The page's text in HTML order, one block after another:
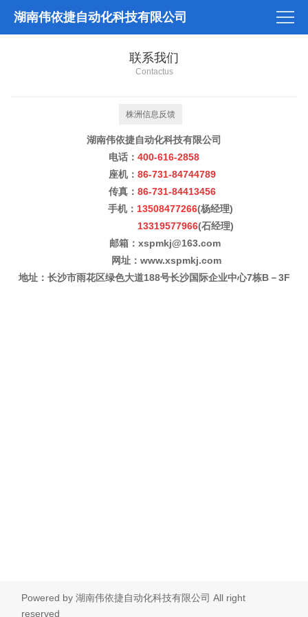
湖南伟依捷自动化科技有限公司
联系我们
Contactus
株洲信息反馈
湖南伟依捷自动化科技有限公司
电话： 400-616-2858
座机： 86-731-84744789
传真： 86-731-84413456
手机： 13508477266(杨经理)
13319577966(石经理)
邮箱：xspmkj@163.com
网址：www.xspmkj.com
地址：长沙市雨花区绿色大道188号长沙国际企业中心7栋B－3F
Powered by湖南伟依捷自动化科技有限公司 All right
reserved